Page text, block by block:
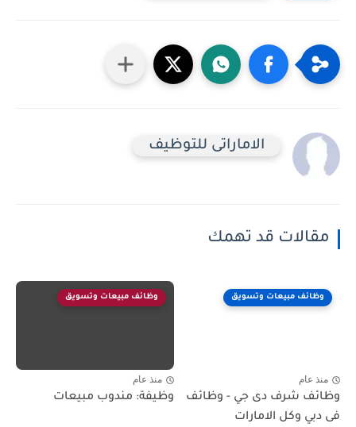
الاماراتى للتوظيف
مقالات قد تهمك
وظائف مبيعات وتسويق
منذ عام
وظائف شرف دى جي - وظائف
فى دبي وكل الامارات
وظائف مبيعات وتسويق
منذ عام
وظيفة: مندوب مبيعات